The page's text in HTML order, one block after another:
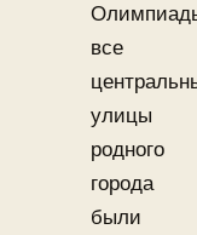
все
улицы
родного
города
были